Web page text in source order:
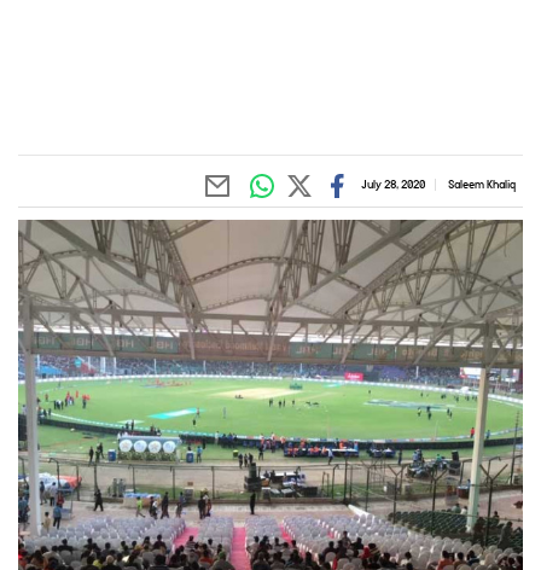
Saleem Khaliq
July 28, 2020